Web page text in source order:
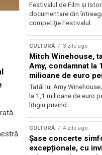
premieră
Festivalul de Film şi
documentare din
competiţie Festivalul...
CULTURĂ 3 zile ago
Mitch Winehouse,
Amy, condamnat la
milioane de euro
litigiu pierdut
Tatăl lui Amy
la 1,1 milioane de euro
litigiu privind...
CULTURĂ 4 zile ago
Șase concerte
excepționale, cu